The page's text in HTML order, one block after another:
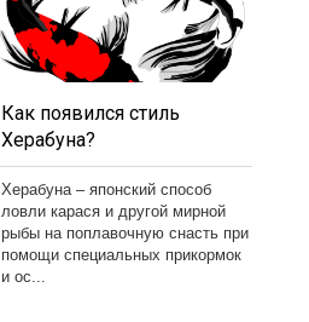
Как появился стиль
Херабуна?
Херабуна – японский способ
ловли карася и другой мирной
рыбы на поплавочную снасть при
помощи специальных прикормок
и ос...